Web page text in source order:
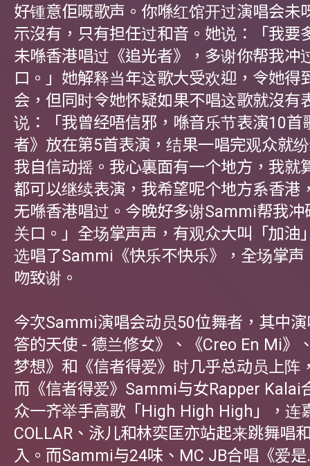
好锺意佢嘅歌声。你喺红馆开过演唱会未
示沒有，只有担任过和音。她说：「我要
未喺香港唱过《追光者》，多谢你帮我冲
口。」她解释当年这歌大受欢迎，令她得
会，但同时令她怀疑如果不唱这歌就沒有
说：「我曾经唔信邪，喺音乐节表演10首
者》放在第5首表演，结果一唱完观众就
我自信动摇。我心裏面有一个地方，我就
都可以继续表演，我希望呢个地方系香港
无喺香港唱过。今晚好多谢Sammi帮我冲
关口。」全场掌声声，有观众大叫「加油
选唱了Sammi《快乐不快乐》，全场掌声
吻致谢。
今次Sammi演唱会动员50位舞者，其中
答的天使 - 德兰修女》、《Creo En Mi》
梦想》和《信者得爱》时几乎总动员上阵
而《信者得爱》Sammi与女Rapper Kalai
众一齐举手高歌「High High High」，连
COLLAR、泳儿和林奕匡亦站起来跳舞唱
入。而Sammi与24味、MC JB合唱《爱